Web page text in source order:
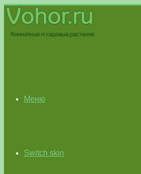
Меню
Switch skin